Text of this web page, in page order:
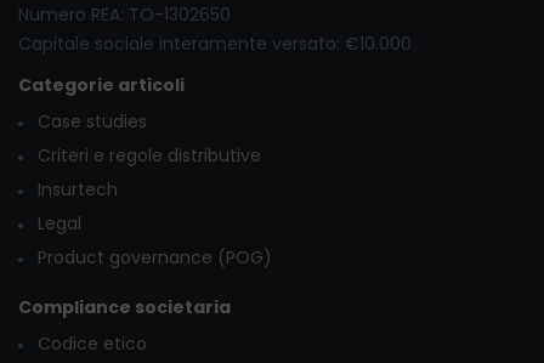
Numero REA: TO-1302650
Capitale sociale interamente versato: €10.000
Categorie articoli
Case studies
Criteri e regole distributive
Insurtech
Legal
Product governance (POG)
Compliance societaria
Codice etico